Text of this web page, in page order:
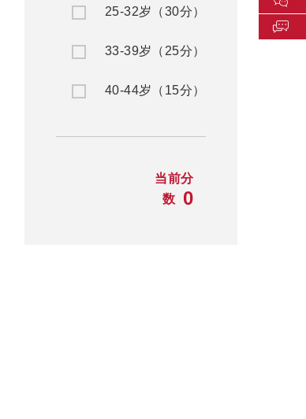
25-32岁（30分）
33-39岁（25分）
40-44岁（15分）
当前分
数
0